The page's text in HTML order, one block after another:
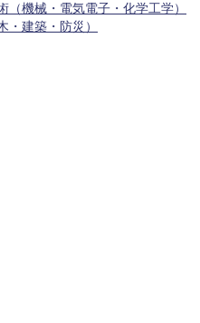
（機械・電気電子・化学工学）
・建築・防災）